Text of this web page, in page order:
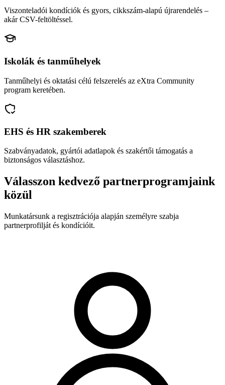
Viszonteladói kondíciók és gyors, cikkszám-alapú újrarendelés –
akár CSV-feltöltéssel.
Iskolák és tanműhelyek
Tanműhelyi és oktatási célú felszerelés az eXtra Community
program keretében.
EHS és HR szakemberek
Szabványadatok, gyártói adatlapok és szakértői támogatás a
biztonságos választáshoz.
Válasszon kedvező partnerprogramjaink
közül
Munkatársunk a regisztrációja alapján személyre szabja
partnerprofilját és kondícióit.